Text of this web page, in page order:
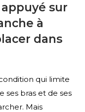
sur
à
dans
qui limite
ses bras et de ses
Mais